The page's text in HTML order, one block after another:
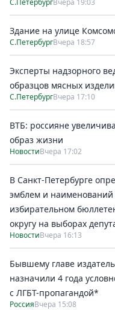
С.ПетербургВчера 19:03
Здание на улице
С.ПетербургВчера 18:57
Эксперты надзорного
образцов мясных
С.ПетербургВчера 17:10
ВТБ: россияне
образ жизни
НовостиВчера 17:02
В Санкт-Петербурге
эмблем и наименований
избирательном
округу на выборах
НовостиВчера 16:13
Бывшему главе
назначили 4 года
с ЛГБТ-пропагандой*
РоссияВчера 15:08